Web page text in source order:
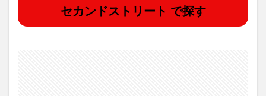
セカンドストリート で探す